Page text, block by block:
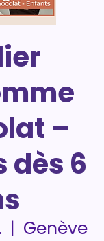
–
dès 6
  |
Genève